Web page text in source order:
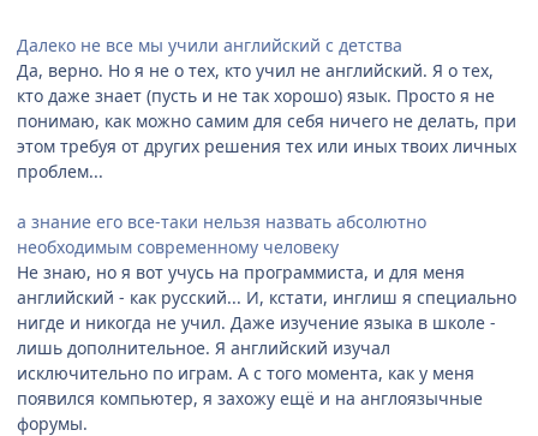
Далеко не все мы учили английский с детства
Да, верно. Но я не о тех, кто учил не английский. Я о тех,
кто даже знает (пусть и не так хорошо) язык. Просто я не
понимаю, как можно самим для себя ничего не делать, при
этом требуя от других решения тех или иных твоих личных
проблем...
а знание его все-таки нельзя назвать абсолютно
необходимым современному человеку
Не знаю, но я вот учусь на программиста, и для меня
английский - как русский... И, кстати, инглиш я специально
нигде и никогда не учил. Даже изучение языка в школе -
лишь дополнительное. Я английский изучал
исключительно по играм. А с того момента, как у меня
появился компьютер, я захожу ещё и на англоязычные
форумы.